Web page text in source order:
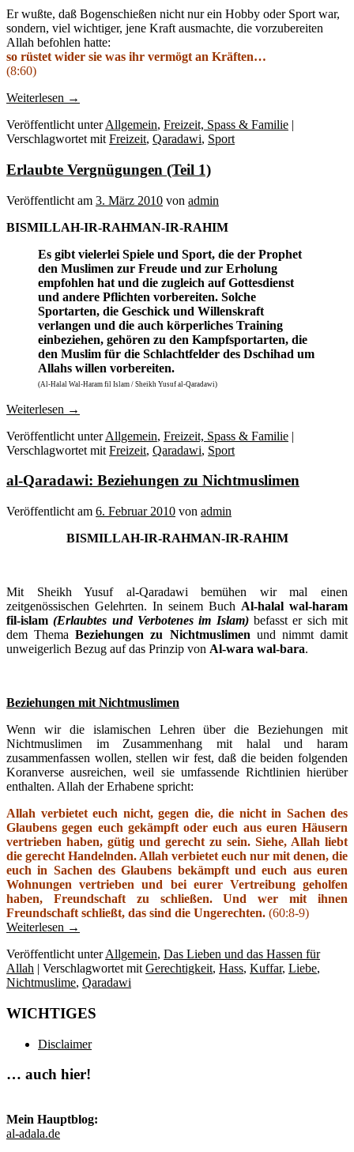
Er wußte, daß Bogenschießen nicht nur ein Hobby oder Sport war,
sondern, viel wichtiger, jene Kraft ausmachte, die vorzubereiten
Allah befohlen hatte:
so rüstet wider sie was ihr vermögt an Kräften…
(8:60)
Weiterlesen →
Veröffentlicht unter Allgemein, Freizeit, Spass & Familie |
Verschlagwortet mit Freizeit, Qaradawi, Sport
Erlaubte Vergnügungen (Teil 1)
Veröffentlicht am 3. März 2010 von admin
BISMILLAH-IR-RAHMAN-IR-RAHIM
Es gibt vielerlei Spiele und Sport, die der Prophet
den Muslimen zur Freude und zur Erholung
empfohlen hat und die zugleich auf Gottesdienst
und andere Pflichten vorbereiten. Solche
Sportarten, die Geschick und Willenskraft
verlangen und die auch körperliches Training
einbeziehen, gehören zu den Kampfsportarten, die
den Muslim für die Schlachtfelder des Dschihad um
Allahs willen vorbereiten.
(Al-Halal Wal-Haram fil Islam / Sheikh Yusuf al-Qaradawi)
Weiterlesen →
Veröffentlicht unter Allgemein, Freizeit, Spass & Familie |
Verschlagwortet mit Freizeit, Qaradawi, Sport
al-Qaradawi: Beziehungen zu Nichtmuslimen
Veröffentlicht am 6. Februar 2010 von admin
BISMILLAH-IR-RAHMAN-IR-RAHIM
Mit Sheikh Yusuf al-Qaradawi bemühen wir mal einen
zeitgenössischen Gelehrten. In seinem Buch Al-halal wal-haram
fil-islam(Erlaubtes und Verbotenes im Islam)befasst er sich mit
dem ThemaBeziehungen zu Nichtmuslimen und nimmt damit
unweigerlich Bezug auf das Prinzip von Al-wara wal-bara.
Beziehungen mit Nichtmuslimen
Wenn wir die islamischen Lehren über die Beziehungen mit
Nichtmuslimen im Zusammenhang mit halal und haram
zusammenfassen wollen, stellen wir fest, daß die beiden folgenden
Koranverse ausreichen, weil sie umfassende Richtlinien hierüber
enthalten. Allah der Erhabene spricht:
Allah verbietet euch nicht, gegen die, die nicht in Sachen des
Glaubens gegen euch gekämpft oder euch aus euren Häusern
vertrieben haben, gütig und gerecht zu sein. Siehe, Allah liebt
die gerecht Handelnden. Allah verbietet euch nur mit denen, die
euch in Sachen des Glaubens bekämpft und euch aus euren
Wohnungen vertrieben und bei eurer Vertreibung geholfen
haben, Freundschaft zu schließen. Und wer mit ihnen
Freundschaft schließt, das sind die Ungerechten. (60:8-9)
Weiterlesen →
Veröffentlicht unter Allgemein, Das Lieben und das Hassen für
Allah | Verschlagwortet mit Gerechtigkeit, Hass, Kuffar, Liebe,
Nichtmuslime, Qaradawi
WICHTIGES
Disclaimer
… auch hier!
Mein Hauptblog:
al-adala.de